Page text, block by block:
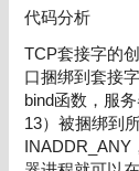
代码分析
TCP套接字的
口捆绑到套接
bind函数，服
13）被捆绑到
INADDR_ANY